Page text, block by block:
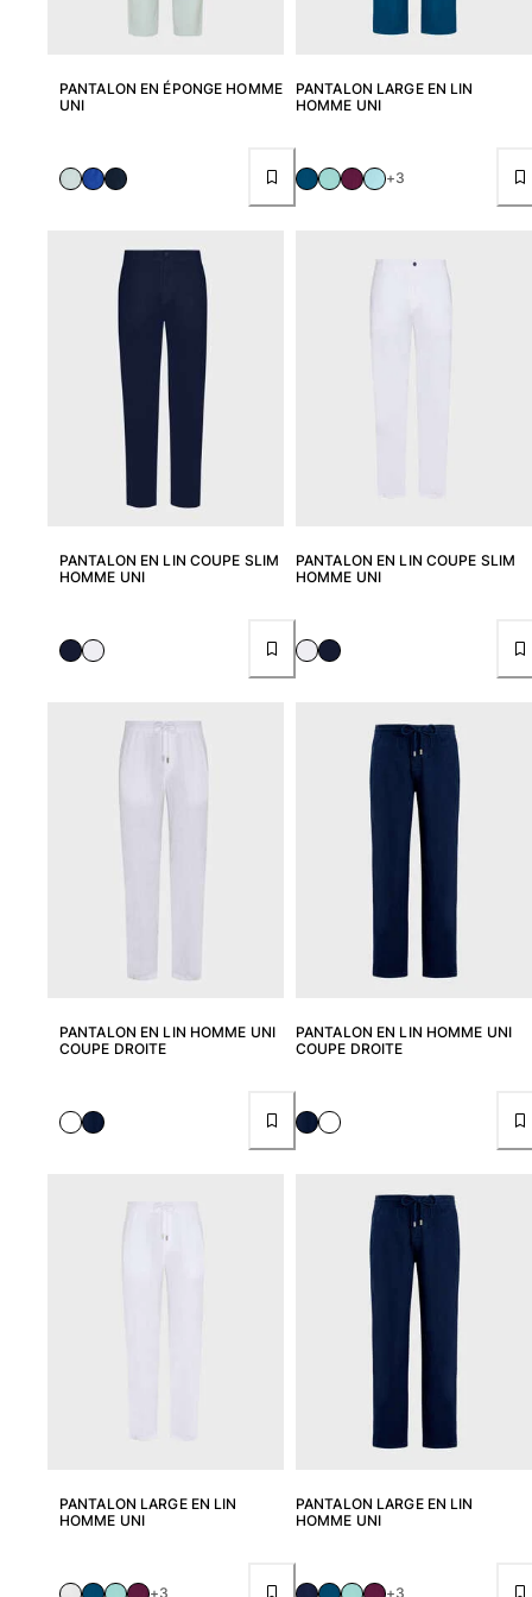
Casquettes et bobs
Bobs
Tous les articles
Serviettes de plage et paréos
Serviettes de plage
Serviettes de plage fouta
Paréos
Tous les articles
Sacs de Voyage
Tous les articles
Lunettes de soleil
Tous les articles
Foulards
Tous les articles
Serviettes et Ponchos
Chaussettes
Pochettes
Chaussures
Tous les articles
PANTALON EN ÉPONGE HOMME
UNI
PANTALON LARGE EN LIN
HOMME UNI
+3
PANTALON EN LIN COUPE SLIM
HOMME UNI
PANTALON EN LIN COUPE SLIM
HOMME UNI
PANTALON EN LIN HOMME UNI
COUPE DROITE
PANTALON EN LIN HOMME UNI
COUPE DROITE
PANTALON LARGE EN LIN
HOMME UNI
+3
PANTALON LARGE EN LIN
HOMME UNI
+3